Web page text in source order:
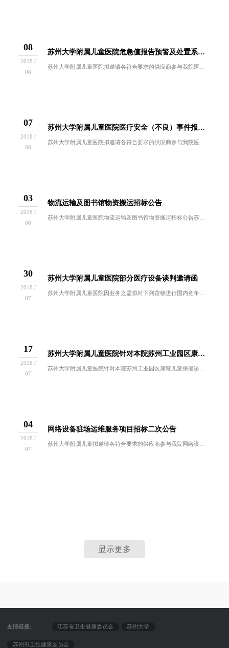
08
2018 /
08
苏州大学附属儿童医院危急值报告预警及处置系统招标公告
苏州大学附属儿童医院拟邀请各符合要求的供应商参与我院医危急值报告预警及处置系统的公开招标活动，现就有关事项函告如下：一、招标项目：本次招标项...
07
2018 /
08
苏州大学附属儿童医院医疗安全（不良）事件报告系统招标公告
苏州大学附属儿童医院拟邀请各符合要求的供应商参与我院医疗安全（不良）事件报告系统的公开招标活动，现就有关事项函告如下：一、招标项目：本次招标...
03
2018 /
08
物流运输及图书馆物资搬运招标公告
苏州大学附属儿童医院物流运输及图书馆物资搬运招标公告苏州大学附属儿童医院因后勤保障服务需求，拟对物流运输及图书馆物资搬运开展公开招标工作，欢...
30
2018 /
07
苏州大学附属儿童医院部分医疗设备谈判邀请函
苏州大学附属儿童医院因业务之需拟对下列货物进行国内竞争性谈判采购。欢迎符合谈判资格要求的供应商前来报名参与。一、采购内容：招标编号设备名称及...
17
2018 /
07
苏州大学附属儿童医院针对本院苏州工业园区康稼儿童保健诊所寻求市场开发合作商
苏州大学附属儿童医院针对本院苏州工业园区康稼儿童保健诊所市场开发合作商，以院内招(议)标的方式，寻求合作，欢迎符合条件的合作商前来投标。一、...
04
2018 /
07
网络设备驻场运维服务项目招标二次公告
苏州大学附属儿童拟邀请各符合要求的供应商参与我院网络设备驻场运维服务项目的公开招标活动，现就有关事项函告如下：一、招标项目：本次招标项目为网...
显示更多
友情链接: 江苏省卫生健康委员会 苏州大学
苏州市卫生健康委员会